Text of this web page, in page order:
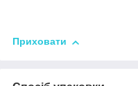
Приховати